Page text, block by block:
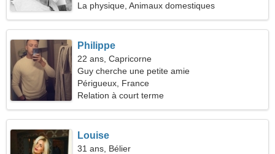
La physique, Animaux domestiques
Philippe
22 ans, Capricorne
Guy cherche une petite amie
Périgueux, France
Relation à court terme
Louise
31 ans, Bélier